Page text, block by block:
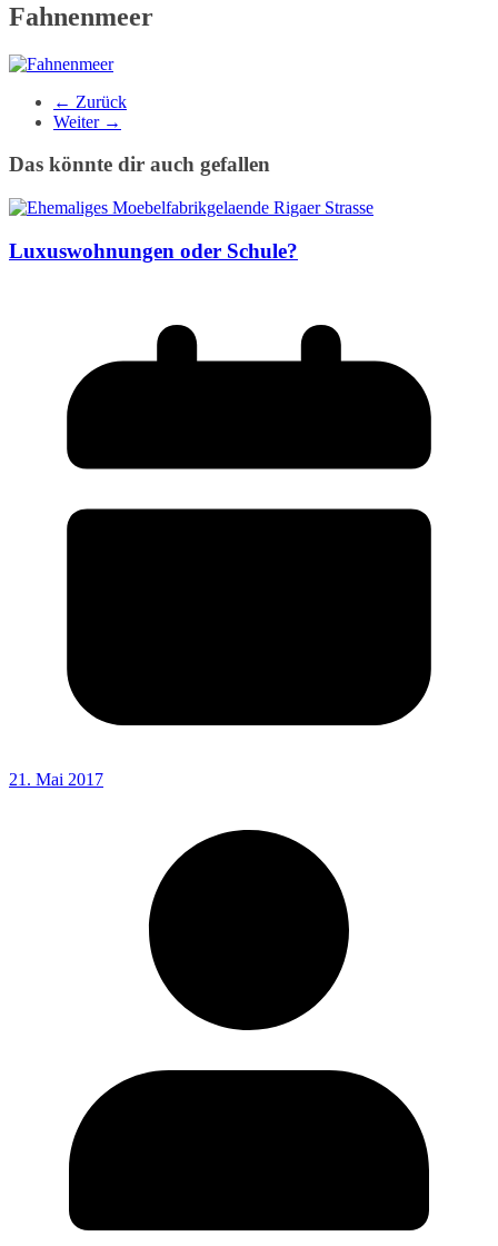
Fahnenmeer
← Zurück
Weiter →
Das könnte dir auch gefallen
Luxuswohnungen oder Schule?
21. Mai 2017